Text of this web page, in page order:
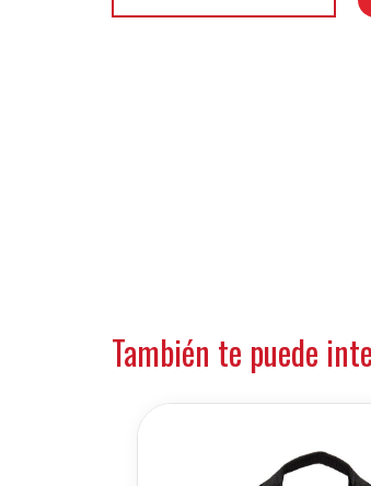
También te puede